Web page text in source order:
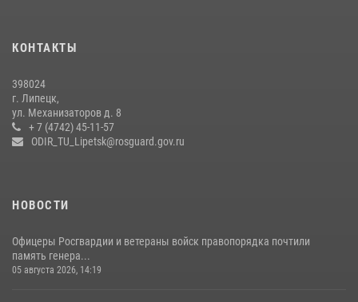
17 июля 2026, 12:26
вневедомственной охраны Росгвардии за первое полугодие
15 июля 2026, 14:58
КОНТАКТЫ
398024
г. Липецк,
ул. Механизаторов д. 8
+ 7 (4742) 45-11-57
ODIR_TU_Lipetsk@rosguard.gov.ru
НОВОСТИ
Офицеры Росгвардии и ветераны войск правопорядка почтили
память генера...
05 августа 2026, 14:19